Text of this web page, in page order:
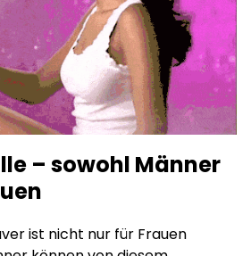
– sowohl Männer
ist nicht nur für Frauen